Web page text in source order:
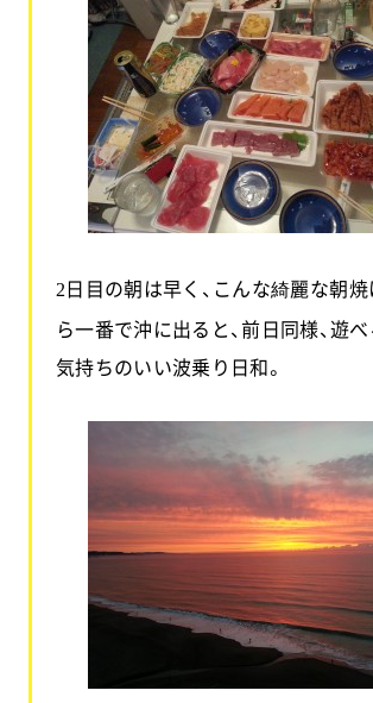
2日目の朝は早く、こんな綺麗な朝
ら一番で沖に出ると、前日同様、遊
気持ちのいい波乗り日和。